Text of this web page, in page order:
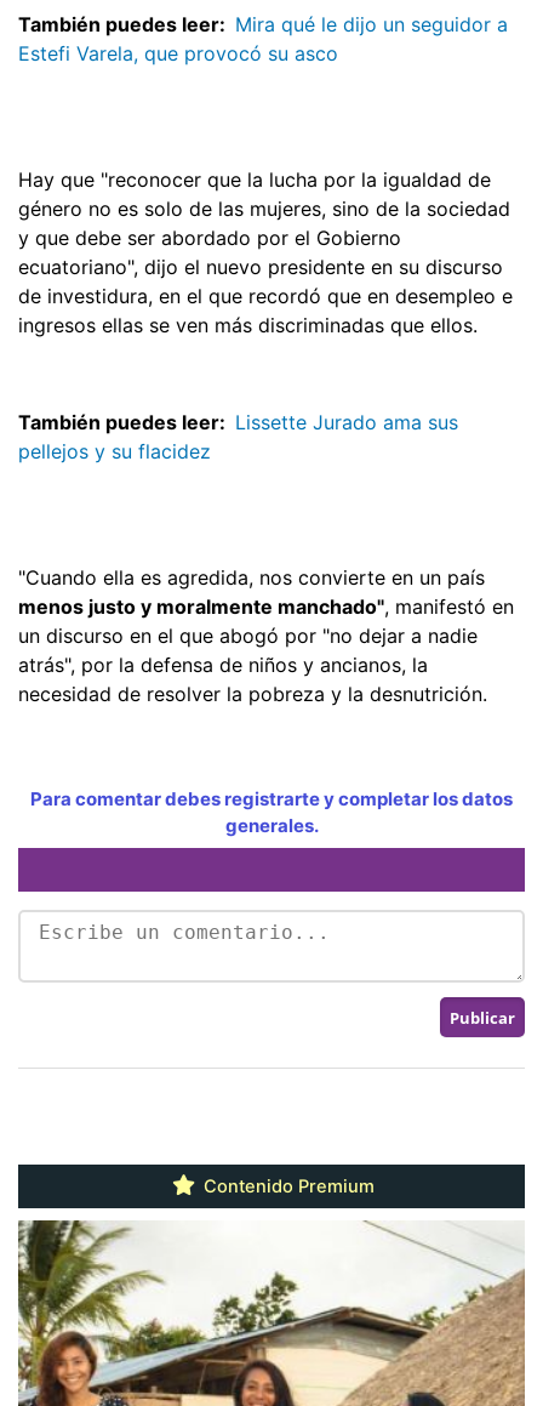
También puedes leer: Mira qué le dijo un seguidor a
Estefi Varela, que provocó su asco
Hay que "reconocer que la lucha por la igualdad de
género no es solo de las mujeres, sino de la sociedad
y que debe ser abordado por el Gobierno
ecuatoriano", dijo el nuevo presidente en su discurso
de investidura, en el que recordó que en desempleo e
ingresos ellas se ven más discriminadas que ellos.
También puedes leer: Lissette Jurado ama sus
pellejos y su flacidez
"Cuando ella es agredida, nos convierte en un país
menos justo y moralmente manchado", manifestó en
un discurso en el que abogó por "no dejar a nadie
atrás", por la defensa de niños y ancianos, la
necesidad de resolver la pobreza y la desnutrición.
Para comentar debes registrarte y completar los datos
generales.
Contenido Premium